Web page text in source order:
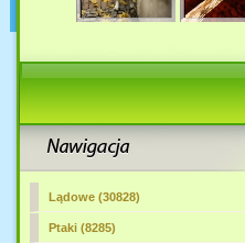
Lądowe (30828)
Ptaki (8285)